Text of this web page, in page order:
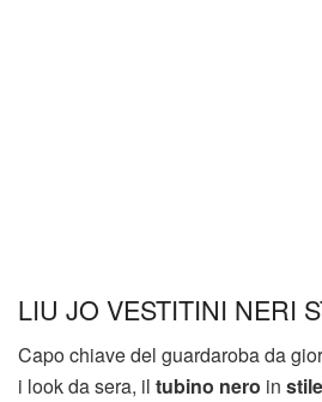
LIU JO VESTITINI NERI
Capo chiave del guardaroba da
i look da sera, il tubino nero in